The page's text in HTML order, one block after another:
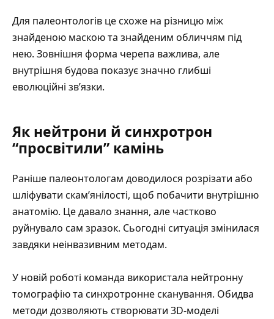
Для палеонтологів це схоже на різницю між
знайденою маскою та знайденим обличчям під
нею. Зовнішня форма черепа важлива, але
внутрішня будова показує значно глибші
еволюційні зв’язки.
Як нейтрони й синхротрон
“просвітили” камінь
Раніше палеонтологам доводилося розрізати або
шліфувати скам’янілості, щоб побачити внутрішню
анатомію. Це давало знання, але частково
руйнувало сам зразок. Сьогодні ситуація змінилася
завдяки неінвазивним методам.
У новій роботі команда використала нейтронну
томографіюта синхротронне сканування. Обидва
методи дозволяють створювати 3D-моделі